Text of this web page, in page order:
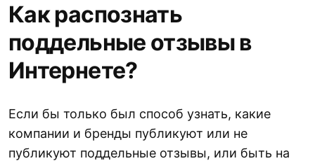
Как распознать
поддельные отзывы в
Интернете?
Если бы только был способ узнать, какие
компании и бренды публикуют или не
публикуют поддельные отзывы, или быть на